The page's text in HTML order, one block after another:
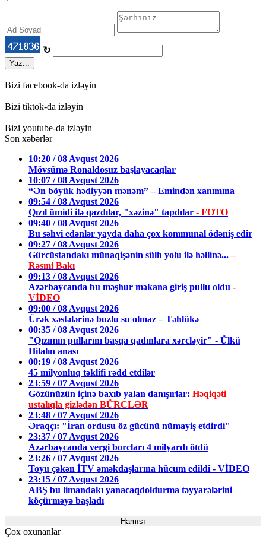
↻
Yaz...
Bizi facebook-da izləyin
Bizi tiktok-da izləyin
Bizi youtube-da izləyin
Son xəbərlər
10:20 / 08 Avqust 2026
Mövsümə Ronaldosuz başlayacaqlar
10:07 / 08 Avqust 2026
“Ən böyük hədiyyən mənəm” – Emindən xanımına
09:54 / 08 Avqust 2026
Qızıl ümidi ilə qazdılar, "xəzinə" tapdılar - FOTO
09:40 / 08 Avqust 2026
Bu səhvi edənlər yayda daha çox kommunal ödəniş edir
09:27 / 08 Avqust 2026
Gürcüstandakı münaqişənin sülh yolu ilə həllinə...–
Rəsmi Bakı
09:13 / 08 Avqust 2026
Azərbaycanda bu məşhur məkana giriş pullu oldu -
VİDEO
09:00 / 08 Avqust 2026
Ürək xəstələrinə buzlu su olmaz – Təhlükə
00:35 / 08 Avqust 2026
"Qızımın pullarını başqa qadınlara xərcləyir" - Ülkü
Hilalın anası
00:19 / 08 Avqust 2026
45 milyonluq təklifi rədd etdilər
23:59 / 07 Avqust 2026
Gözünüzün içinə baxıb yalan danışırlar: Həqiqəti
ustalıqla gizlədən BÜRCLƏR
23:48 / 07 Avqust 2026
Əraqçı: "İran ordusu öz gücünü nümayiş etdirdi"
23:37 / 07 Avqust 2026
Azərbaycanda vergi borcları 4 milyardı ötdü
23:26 / 07 Avqust 2026
Toyu çəkən İTV əməkdaşlarına hücum edildi - VİDEO
23:15 / 07 Avqust 2026
ABŞ bu limandakı yanacaqdoldurma təyyarələrini
köçürməyə başladı
Hamısı
Çox oxunanlar